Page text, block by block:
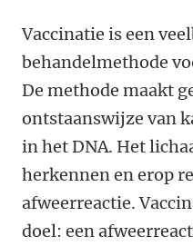
Vaccinatie is een
behandelmethode
De methode maakt
ontstaanswijze van
in het DNA. Het
herkennen en erop
afweerreactie.
doel: een